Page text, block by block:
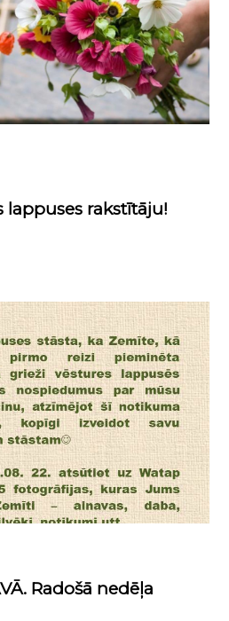
lappuses rakstītāju!
Radošā nedēļa